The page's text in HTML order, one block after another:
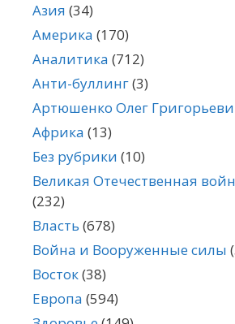
Азия (34)
Америка (170)
Аналитика (712)
Анти-буллинг(3)
Артюшенко Олег
Африка (13)
Без рубрики (10)
Великая Отечественная
(232)
Власть (678)
Война и Вооруженные силы
Восток(38)
Европа (594)